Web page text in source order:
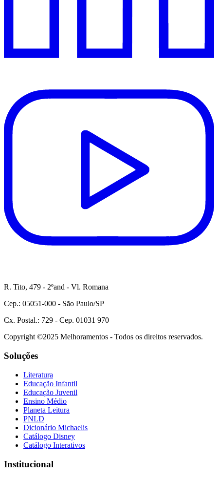
R. Tito, 479 - 2ºand - Vl. Romana
Cep.: 05051-000 - São Paulo/SP
Cx. Postal.: 729 - Cep. 01031 970
Copyright ©2025 Melhoramentos - Todos os direitos reservados.
Soluções
Literatura
Educação Infantil
Educação Juvenil
Ensino Médio
Planeta Leitura
PNLD
Dicionário Michaelis
Catálogo Disney
Catálogo Interativos
Institucional